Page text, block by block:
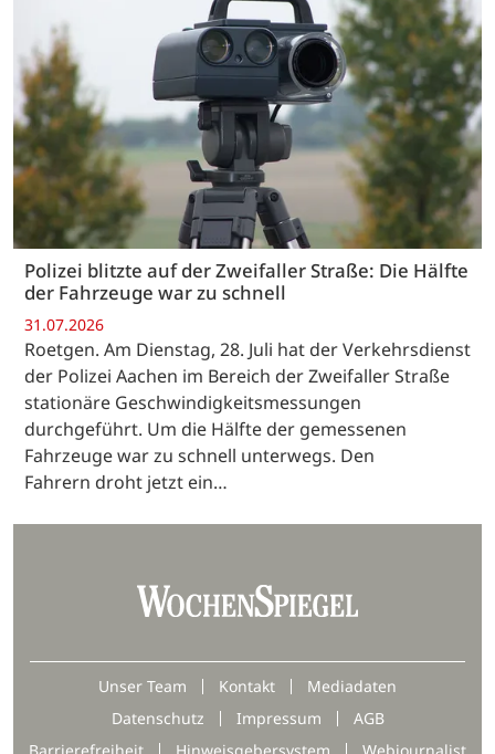
Polizei blitzte auf der Zweifaller Straße: Die Hälfte
der Fahrzeuge war zu schnell
31.07.2026
Roetgen. Am Dienstag, 28. Juli hat der Verkehrsdienst
der Polizei Aachen im Bereich der Zweifaller Straße
stationäre Geschwindigkeitsmessungen
durchgeführt. Um die Hälfte der gemessenen
Fahrzeuge war zu schnell unterwegs. Den
Fahrern droht jetzt ein…
Unser Team Kontakt
Mediadaten
Datenschutz
Impressum
AGB